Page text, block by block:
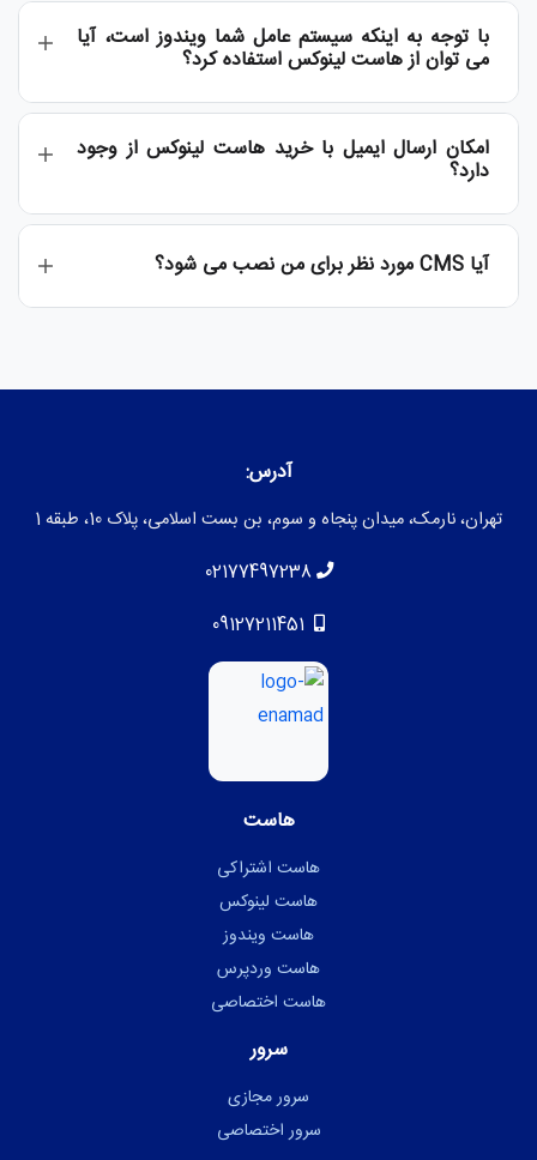
با توجه به اینکه سیستم عامل شما ویندوز است، آیا
می توان از هاست لینوکس استفاده کرد؟
امکان ارسال ایمیل با خرید هاست لینوکس از وجود
دارد؟
آیا CMS مورد نظر برای من نصب می شود؟
آدرس:
تهران، نارمک، میدان پنجاه و سوم، بن بست اسلامی، پلاک 10، طبقه 1
02177497238
هاست
هاست اشتراکی
هاست لینوکس
هاست ویندوز
هاست وردپرس
هاست اختصاصی
سرور
سرور مجازی
سرور اختصاصی